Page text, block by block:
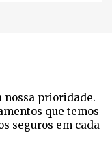
nossa prioridade.
que temos
seguros em cada